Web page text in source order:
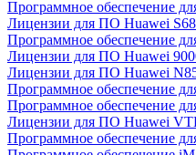
Программное обеспечение
Лицензии для ПО Huawei
Программное обеспечение
Лицензии для ПО Huawei
Лицензии для ПО Huawei
Программное обеспечение
Программное обеспечение
Лицензии для ПО Huawei
Программное обеспечение